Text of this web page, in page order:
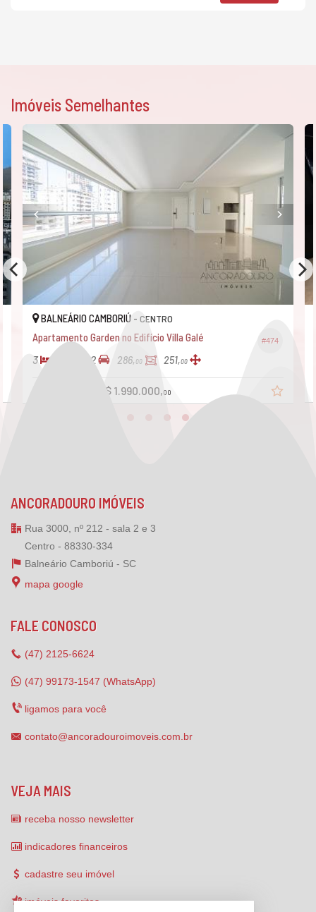
Imóveis Semelhantes
#474
BALNEÁRIO CAMBORIÚ -CENTRO
Apartamento Garden no Edifício Villa Galé
3 2 286, 00 251,00
R$ 1.990.000,00
ANCORADOURO IMÓVEIS
Rua 3000, nº 212 - sala 2 e 3
Centro - 88330-334
Balneário Camboriú - SC
mapa google
FALE CONOSCO
(47) 2125-6624
(47) 99173-1547 (WhatsApp)
ligamos para você
contato@ancoradouroimoveis.com.br
VEJA MAIS
receba nosso newsletter
indicadores financeiros
cadastre seu imóvel
imóveis favoritos